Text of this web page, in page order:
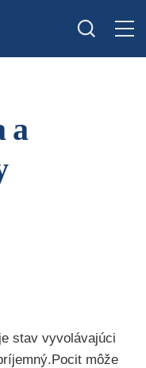
a
stav vyvolávajúci
môže